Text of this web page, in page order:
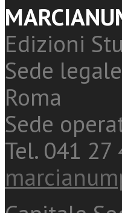
Edizioni
Sede
Roma
Sede
Tel. 041 27